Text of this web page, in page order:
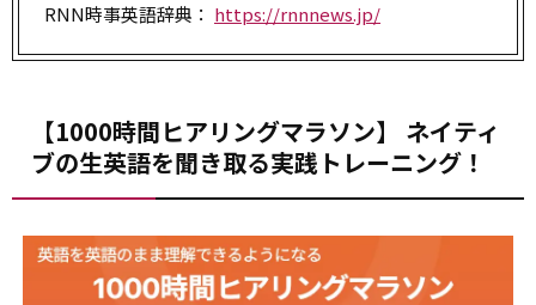
RNN時事英語辞典： https://rnnnews.jp/
【1000時間ヒアリングマラソン】 ネイティ
ブの生英語を聞き取る実践トレーニング！